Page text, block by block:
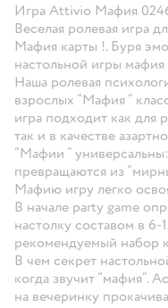
Игра Attivio Мафия
Веселая ролевая игра
Мафия карты !. Буря
настольной игры
Наша ролевая
взрослых “Мафия ”
игра подходит как для
так и в качестве
“Мафии ”
превращаются из
Мафию игру легко
В начале party game
настолку составом в 6-
рекомендуемый набор
В чем секрет
когда звучит “мафия”.
на вечеринку